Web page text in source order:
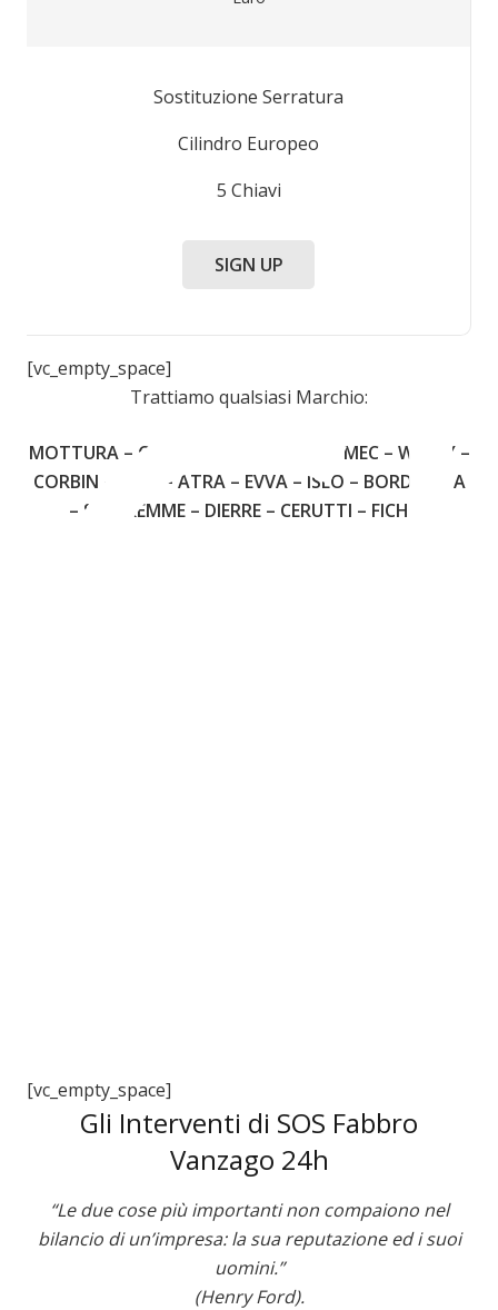
Sostituzione Serratura
Cilindro Europeo
5 Chiavi
SIGN UP
[vc_empty_space]
Trattiamo qualsiasi Marchio:
MOTTURA – CISA – FIAM – JUWEL – OMEC – WALLY –
CORBIN – YALE – ATRA – EVVA – ISEO – BORDOGNA
– SECUREMME – DIERRE – CERUTTI – FICHET
[vc_empty_space]
Gli Interventi di SOS Fabbro
Vanzago 24h
“Le due cose più importanti non compaiono nel
bilancio di un’impresa: la sua reputazione ed i suoi
uomini.”
(Henry Ford).